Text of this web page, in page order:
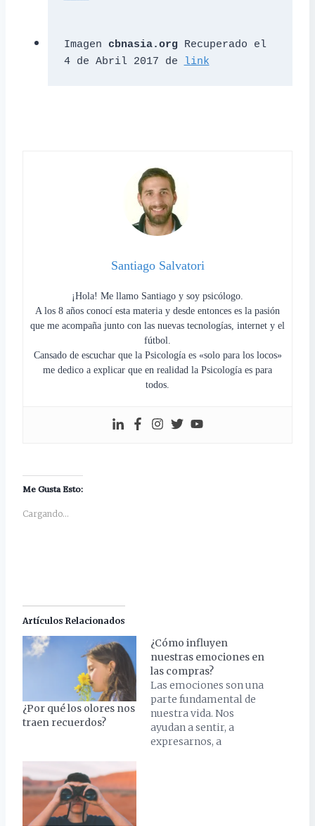
Imagen cbnasia.org Recuperado el
4 de Abril 2017 de
link
Santiago Salvatori
¡Hola! Me llamo Santiago y soy psicólogo.
A los 8 años conocí esta materia y desde entonces es la pasión
que me acompaña junto con las nuevas tecnologías, internet y el
fútbol.
Cansado de escuchar que la Psicología es «solo para los locos»
me dedico a explicar que en realidad la Psicología es para
todos.
Me Gusta Esto:
Cargando...
Artículos Relacionados
¿Por qué los olores nos
traen recuerdos?
¿Cómo influyen
nuestras emociones en
las compras?
Las emociones son una
parte fundamental de
nuestra vida. Nos
ayudan a sentir, a
expresarnos, a